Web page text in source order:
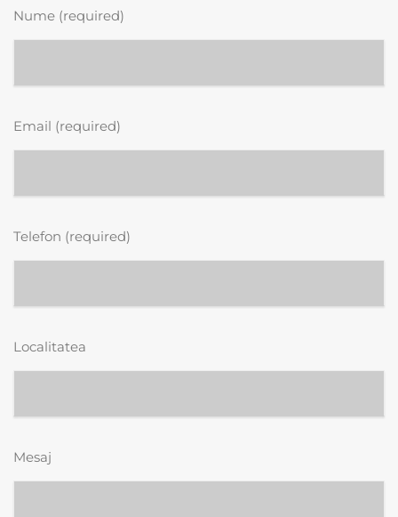
Nume (required)
Email (required)
Telefon (required)
Localitatea
Mesaj